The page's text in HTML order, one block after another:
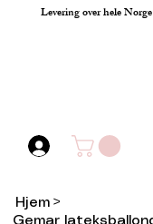
Levering over hele Norge
Hjem >